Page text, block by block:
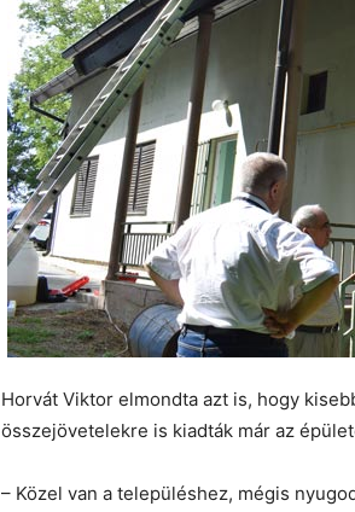
Horvát Viktor elmondta azt is, hogy
összejövetelekre is kiadták már az
– Közel van a településhez, mégis